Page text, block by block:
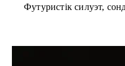
Футуристік силуэт,